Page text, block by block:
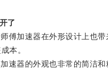
了
加速器在外形设计上也带
本。
器的外观也非常的简洁和